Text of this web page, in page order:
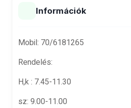
Információk
Mobil: 70/6181265
Rendelés:
H,k : 7.45-11.30
sz: 9.00-11.00